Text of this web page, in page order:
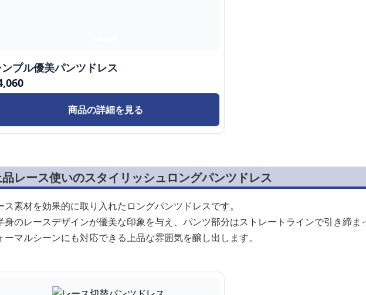
ンプル優美パンツドレス
商品の詳細を見る
レース使いのスタイリッシュロングパンツドレス
ス素材を効果的に取り入れたロングパンツドレスです。
身のレースデザインが優美な印象を与え、パンツ部分はストレートラインで引き締ま
ーマルシーンにも対応できる上品な雰囲気を醸し出します。